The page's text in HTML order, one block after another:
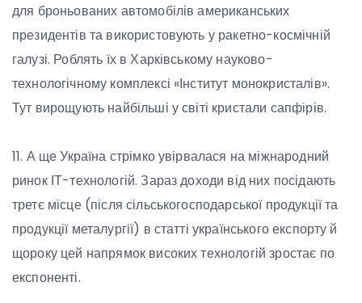
для броньованих автомобілів американських
президентів та використовують у ракетно-космічній
галузі. Роблять їх в Харківському науково-
технологічному комплексі «Інститут монокристалів».
Тут вирощують найбільші у світі кристали сапфірів.
11. А ще Україна стрімко увірвалася на міжнародний
ринок ІТ-технологій. Зараз доходи від них посідають
третє місце (після сільськогосподарської продукції та
продукції металургії) в статті українського експорту й
щороку цей напрямок високих технологій зростає по
експоненті.